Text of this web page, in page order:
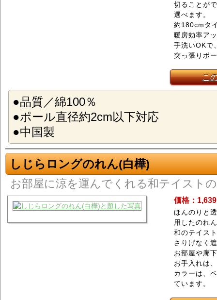
切ることが
選べます。
約180cmタ
暖房効率ア
手洗いOKで
突っ張りポ
こ
●品質／綿100％
●ポール直径約2cm以下対応
●中国製
しじらロングのれん(白樺)
お部屋に涼を運んでくれる和テイスト
価格：
ほんのりと
用したのれ
和のテイス
さりげなく
お部屋や廊
お手入れは
カラーは、
ています。